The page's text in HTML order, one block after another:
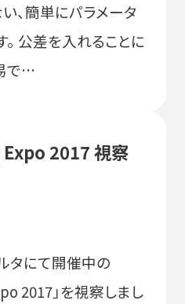
、簡単にパラメータ
公差を入れることに
で…
2017 視察
タにて開催中の
2017」を視察しまし